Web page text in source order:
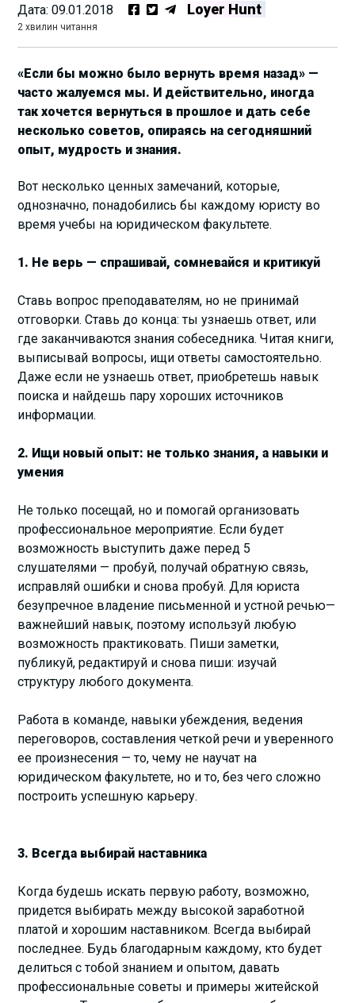
Дата:09.01.2018 Loyer Hunt
2 хвилин читання
«Если бы можно было вернуть время назад» —
часто жалуемся мы. И действительно, иногда
так хочется вернуться в прошлое и дать себе
несколько советов, опираясь на сегодняшний
опыт, мудрость и знания.
Вот несколько ценных замечаний, которые,
однозначно, понадобились бы каждому юристу во
время учебы на юридическом факультете.
1. Не верь — спрашивай, сомневайся и критикуй
Ставь вопрос преподавателям, но не принимай
отговорки. Ставь до конца: ты узнаешь ответ, или
где заканчиваются знания собеседника. Читая книги,
выписывай вопросы, ищи ответы самостоятельно.
Даже если не узнаешь ответ, приобретешь навык
поиска и найдешь пару хороших источников
информации.
2. Ищи новый опыт: не только знания, а навыки и
умения
Не только посещай, но и помогай организовать
профессиональное мероприятие. Если будет
возможность выступить даже перед 5
слушателями — пробуй, получай обратную связь,
исправляй ошибки и снова пробуй. Для юриста
безупречное владение письменной и устной речью—
важнейший навык, поэтому используй любую
возможность практиковать. Пиши заметки,
публикуй, редактируй и снова пиши: изучай
структуру любого документа.
Работа в команде, навыки убеждения, ведения
переговоров, составления четкой речи и уверенного
ее произнесения — то, чему не научат на
юридическом факультете, но и то, без чего сложно
построить успешную карьеру.
3. Всегда выбирай наставника
Когда будешь искать первую работу, возможно,
придется выбирать между высокой заработной
платой и хорошим наставником. Всегда выбирай
последнее. Будь благодарным каждому, кто будет
делиться с тобой знанием и опытом, давать
профессиональные советы и примеры житейской